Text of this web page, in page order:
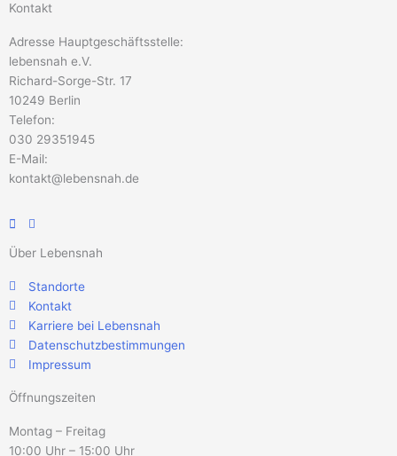
Kontakt
Adresse Hauptgeschäftsstelle:
lebensnah e.V.
Richard-Sorge-Str. 17
10249 Berlin
Telefon:
030 29351945
E-Mail:
kontakt@lebensnah.de
Über Lebensnah
Standorte
Kontakt
Karriere bei Lebensnah
Datenschutzbestimmungen
Impressum
Öffnungszeiten
Montag – Freitag
10:00 Uhr – 15:00 Uhr